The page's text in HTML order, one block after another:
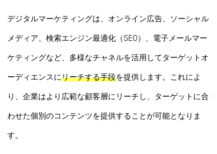
デジタルマーケティングは、オンライン広告、ソーシャル
メディア、検索エンジン最適化（SEO）、電子メールマー
ケティングなど、多様なチャネルを活用してターゲットオ
ーディエンスにリーチする手段を提供します。これによ
り、企業はより広範な顧客層にリーチし、ターゲットに合
わせた個別のコンテンツを提供することが可能となりま
す。